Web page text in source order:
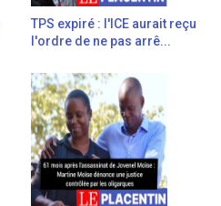
TPS expiré : l'ICE aurait reçu
l'ordre de ne pas arrê...